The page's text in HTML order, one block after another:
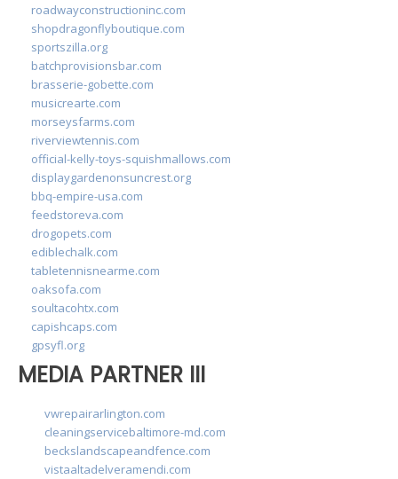
roadwayconstructioninc.com
shopdragonflyboutique.com
sportszilla.org
batchprovisionsbar.com
brasserie-gobette.com
musicrearte.com
morseysfarms.com
riverviewtennis.com
official-kelly-toys-squishmallows.com
displaygardenonsuncrest.org
bbq-empire-usa.com
feedstoreva.com
drogopets.com
ediblechalk.com
tabletennisnearme.com
oaksofa.com
soultacohtx.com
capishcaps.com
gpsyfl.org
MEDIA PARTNER III
vwrepairarlington.com
cleaningservicebaltimore-md.com
beckslandscapeandfence.com
vistaaltadelveramendi.com